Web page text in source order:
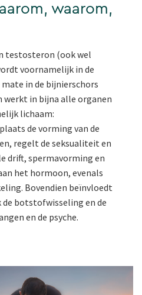
waarom,
testosteron (ook wel
voornamelijk in de
in de bijnierschors
werkt in bijna alle organen
lichaam:
de vorming van de
regelt de seksualiteit en
drift, spermavorming en
het hormoon, evenals
Bovendien beïnvloedt
botstofwisseling en de
en de psyche.